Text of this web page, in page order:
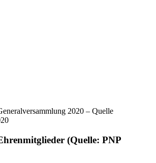
2020 – Quelle
(Quelle: PNP